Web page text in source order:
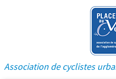
Association de cyclistes